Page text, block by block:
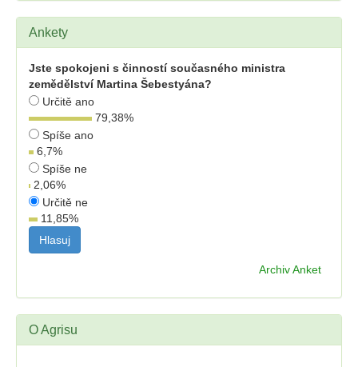
Ankety
Jste spokojeni s činností současného ministra
zemědělství Martina Šebestyána?
Určitě ano
79,38%
Spíše ano
6,7%
Spíše ne
2,06%
Určitě ne
11,85%
Archiv Anket
O Agrisu